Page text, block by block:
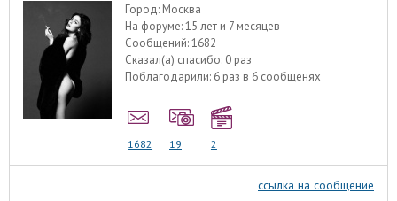
Город: Москва
На форуме:15 лет и 7 месяцев
Сообщений:1682
Сказал(а) спасибо: 0 раз
Поблагодарили: 6 раз в 6 сообщенях
1682 19 2
ссылка на сообщение